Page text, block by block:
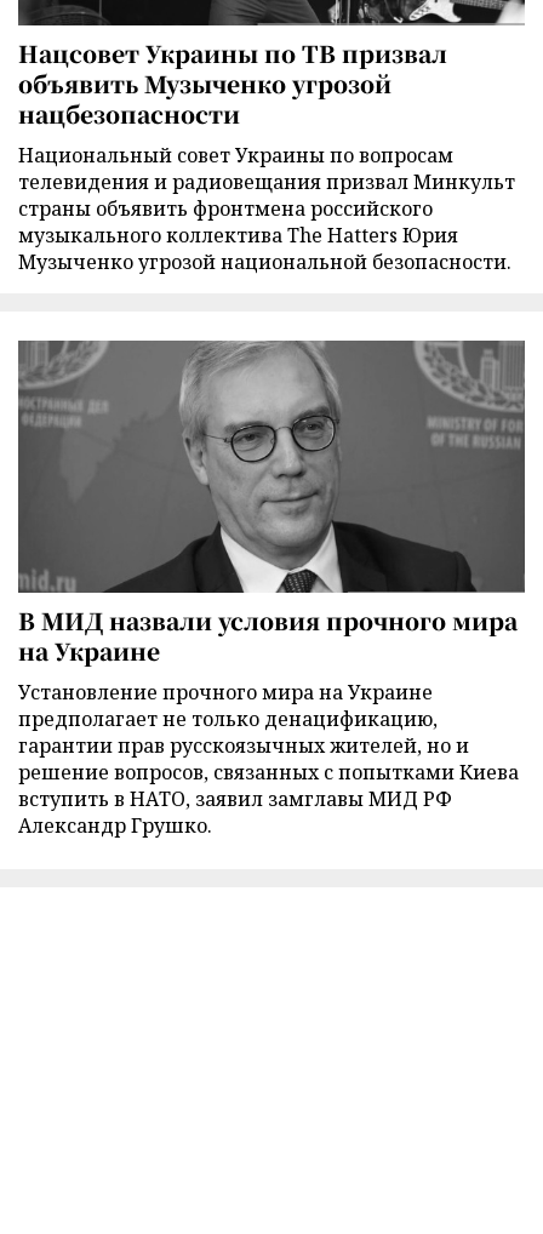
Нацсовет Украины по ТВ призвал
объявить Музыченко угрозой
нацбезопасности
Национальный совет Украины по вопросам
телевидения и радиовещания призвал Минкульт
страны объявить фронтмена российского
музыкального коллектива The Hatters Юрия
Музыченко угрозой национальной безопасности.
В МИД назвали условия прочного мира
на Украине
Установление прочного мира на Украине
предполагает не только денацификацию,
гарантии прав русскоязычных жителей, но и
решение вопросов, связанных с попытками Киева
вступить в НАТО, заявил замглавы МИД РФ
Александр Грушко.